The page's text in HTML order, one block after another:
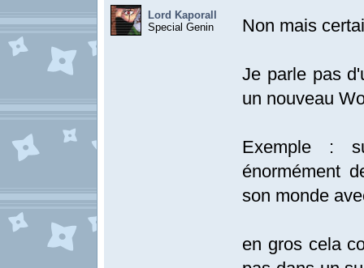
Lord Kaporall
Special Genin
Non mais
Je parle pas
un nouveau
Exemple :
énormément
son monde
en gros cela